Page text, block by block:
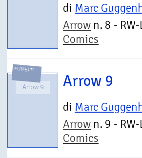
di Marc
Arrow n. 8 -
Comics
FUMETTI
Arrow 9 Arrow 9
di Marc
Arrow n. 9 -
Comics